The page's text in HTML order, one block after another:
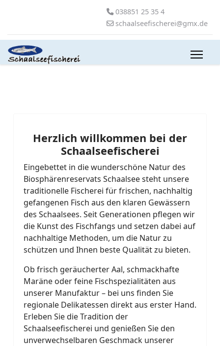
038851 25 35 4
schaalseefischerei@gmx.de
Herzlich willkommen bei der
Schaalseefischerei
Eingebettet in die wunderschöne Natur des
Biosphärenreservats Schaalsee steht unsere
traditionelle Fischerei für frischen, nachhaltig
gefangenen Fisch aus den klaren Gewässern
des Schaalsees. Seit Generationen pflegen wir
die Kunst des Fischfangs und setzen dabei auf
nachhaltige Methoden, um die Natur zu
schützen und Ihnen beste Qualität zu bieten.
Ob frisch geräucherter Aal, schmackhafte
Maräne oder feine Fischspezialitäten aus
unserer Manufaktur – bei uns finden Sie
regionale Delikatessen direkt aus erster Hand.
Erleben Sie die Tradition der
Schaalseefischerei und genießen Sie den
unverwechselbaren Geschmack unserer